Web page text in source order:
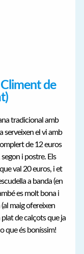
Climent de
tradicional amb
serveixen el vi amb
de 12 euros
i postre. Els
val 20 euros, i et
a banda (en
es molt bona i
maig ofereixen
plat de calçots que ja
que és boníssim!